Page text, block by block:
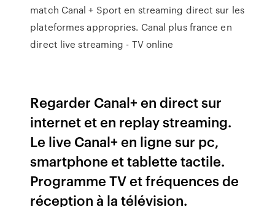
match Canal + Sport en streaming direct sur les
plateformes appropries. Canal plus france en
direct live streaming - TV online
Regarder Canal+ en direct sur
internet et en replay streaming.
Le live Canal+ en ligne sur pc,
smartphone et tablette tactile.
Programme TV et fréquences de
réception à la télévision.